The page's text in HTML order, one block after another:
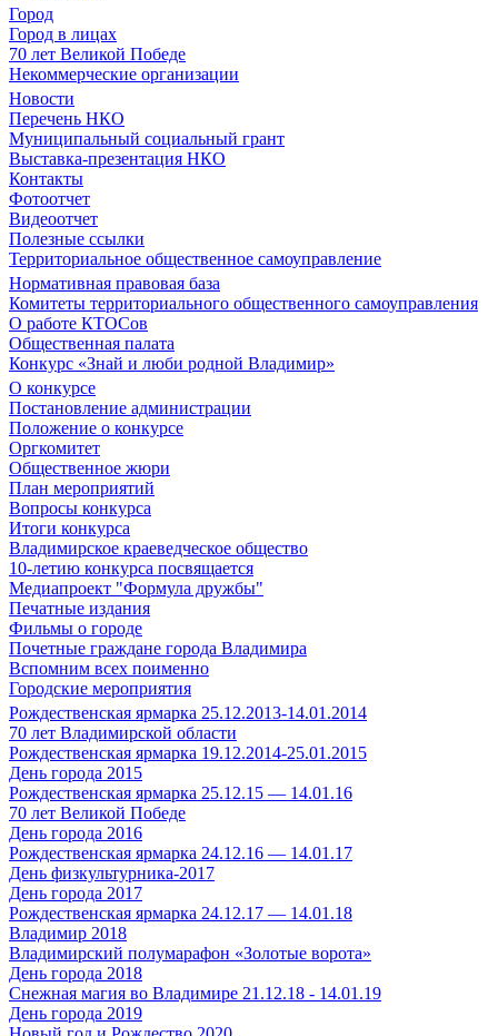
Город
Город в лицах
70 лет Великой Победе
Некоммерческие организации
Новости
Перечень НКО
Муниципальный социальный грант
Выставка-презентация НКО
Контакты
Фотоотчет
Видеоотчет
Полезные ссылки
Территориальное общественное самоуправление
Нормативная правовая база
Комитеты территориального общественного самоуправления
О работе КТОСов
Общественная палата
Конкурс «Знай и люби родной Владимир»
О конкурсе
Постановление администрации
Положение о конкурсе
Оргкомитет
Общественное жюри
План мероприятий
Вопросы конкурса
Итоги конкурса
Владимирское краеведческое общество
10-летию конкурса посвящается
Медиапроект "Формула дружбы"
Печатные издания
Фильмы о городе
Почетные граждане города Владимира
Вспомним всех поименно
Городские мероприятия
Рождественская ярмарка 25.12.2013-14.01.2014
70 лет Владимирской области
Рождественская ярмарка 19.12.2014-25.01.2015
День города 2015
Рождественская ярмарка 25.12.15 — 14.01.16
70 лет Великой Победе
День города 2016
Рождественская ярмарка 24.12.16 — 14.01.17
День физкультурника-2017
День города 2017
Рождественская ярмарка 24.12.17 — 14.01.18
Владимир 2018
Владимирский полумарафон «Золотые ворота»
День города 2018
Снежная магия во Владимире 21.12.18 - 14.01.19
День города 2019